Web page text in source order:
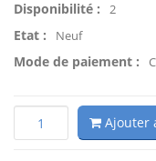
Disponibilité : 2
Etat : Neuf
Mode de paiement :
Ajouter